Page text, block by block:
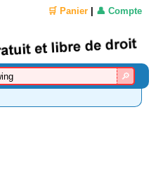
🛒 Panier 👤 Compte